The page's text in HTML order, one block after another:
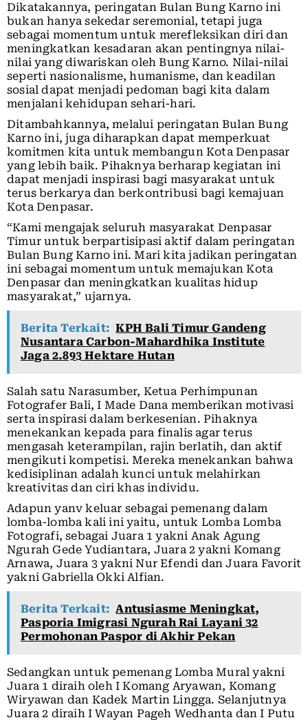
Dikatakannya, peringatan Bulan Bung Karno ini
bukan hanya sekedar seremonial, tetapi juga
sebagai momentum untuk merefleksikan diri dan
meningkatkan kesadaran akan pentingnya nilai-
nilai yang diwariskan oleh Bung Karno. Nilai-nilai
seperti nasionalisme, humanisme, dan keadilan
sosial dapat menjadi pedoman bagi kita dalam
menjalani kehidupan sehari-hari.
Ditambahkannya, melalui peringatan Bulan Bung
Karno ini, juga diharapkan dapat memperkuat
komitmen kita untuk membangun Kota Denpasar
yang lebih baik. Pihaknya berharap kegiatan ini
dapat menjadi inspirasi bagi masyarakat untuk
terus berkarya dan berkontribusi bagi kemajuan
Kota Denpasar.
“Kami mengajak seluruh masyarakat Denpasar
Timur untuk berpartisipasi aktif dalam peringatan
Bulan Bung Karno ini. Mari kita jadikan peringatan
ini sebagai momentum untuk memajukan Kota
Denpasar dan meningkatkan kualitas hidup
masyarakat,” ujarnya.
Berita Terkait: KPH Bali Timur Gandeng
Nusantara Carbon-Mahardhika Institute
Jaga 2.893 Hektare Hutan
Salah satu Narasumber, Ketua Perhimpunan
Fotografer Bali, I Made Dana memberikan motivasi
serta inspirasi dalam berkesenian. Pihaknya
menekankan kepada para finalis agar terus
mengasah keterampilan, rajin berlatih, dan aktif
mengikuti kompetisi. Mereka menekankan bahwa
kedisiplinan adalah kunci untuk melahirkan
kreativitas dan ciri khas individu.
Adapun yanv keluar sebagai pemenang dalam
lomba-lomba kali ini yaitu, untuk Lomba Lomba
Fotografi, sebagai Juara 1 yakni Anak Agung
Ngurah Gede Yudiantara, Juara 2 yakni Komang
Arnawa, Juara 3 yakni Nur Efendi dan Juara Favorit
yakni Gabriella Okki Alfian.
Berita Terkait: Antusiasme Meningkat,
Pasporia Imigrasi Ngurah Rai Layani 32
Permohonan Paspor di Akhir Pekan
Sedangkan untuk pemenang Lomba Mural yakni
Juara 1 diraih oleh I Komang Aryawan, Komang
Wiryawan dan Kadek Martin Lingga. Selanjutnya
Juara 2 diraih I Wayan Pageh Wedhanta dan I Putu